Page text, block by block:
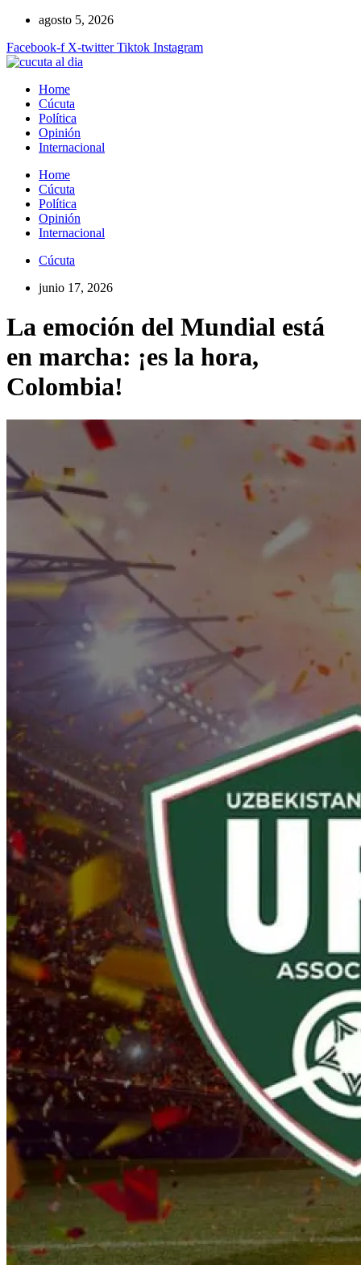
contenido
agosto 5, 2026
Facebook-f X-twitter Tiktok Instagram
Home
Cúcuta
Política
Opinión
Internacional
Home
Cúcuta
Política
Opinión
Internacional
Cúcuta
junio 17, 2026
La emoción del Mundial está
en marcha: ¡es la hora,
Colombia!